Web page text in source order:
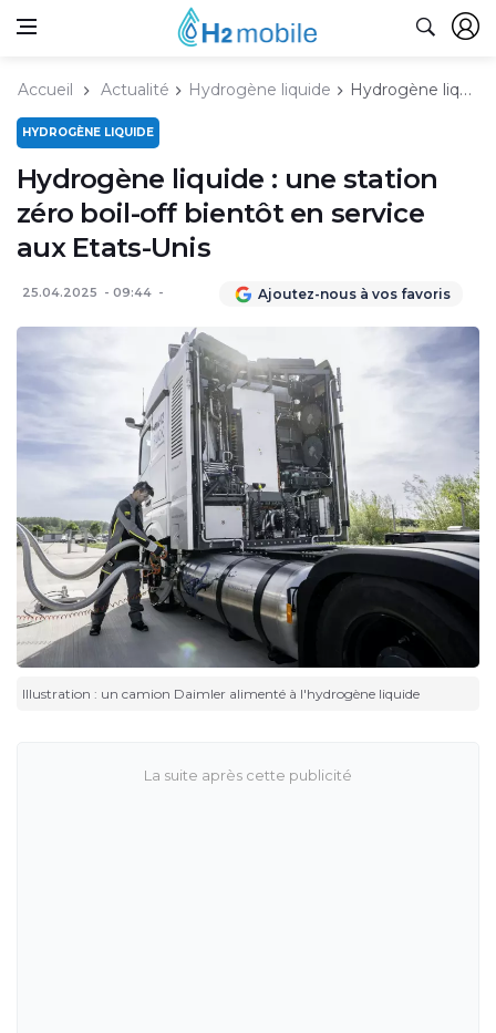
Accueil Actualité Hydrogène liquide Hydrogène liquide : une station zéro boil-off bientôt en service aux Etats-Unis
HYDROGÈNE LIQUIDE
Hydrogène liquide : une station
zéro boil-off bientôt en service
aux Etats-Unis
25.04.2025 09:44 Ajoutez-nous à vos favoris
Illustration : un camion Daimler alimenté à l'hydrogène liquide